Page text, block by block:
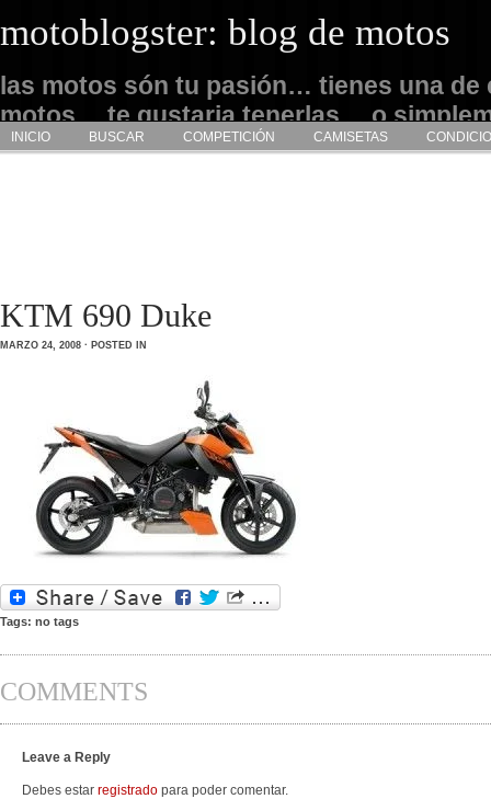
motoblogster: blog de motos
las motos són tu pasión… tienes una de
motos… te gustaria tenerlas… o
admirarlas… este es tu sitio
INICIO BUSCAR COMPETICIÓN CAMISETAS
KTM 690 Duke
MARZO 24, 2008 · POSTED IN
Tags: no tags
COMMENTS
Leave a Reply
Debes estar registrado para poder comentar.